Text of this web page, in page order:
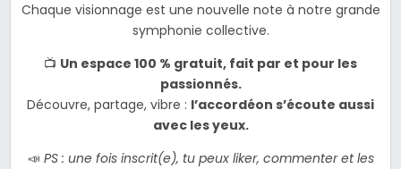
Chaque visionnage est une nouvelle note à notre grande
symphonie collective.
📺 Un espace 100 % gratuit, fait par et pour les
passionnés.
Découvre, partage, vibre : l’accordéon s’écoute aussi
avec les yeux.
📣 PS : une fois inscrit(e), tu peux liker, commenter et les